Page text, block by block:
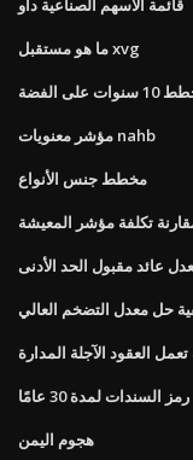
قائمة الأسهم الصناعية داو
ما هو مستقبل xvg
على الفضة
مؤشر معنويات nahb
مخطط جنس الأنواع
تكلفة مؤشر المعيشة
عائد مقبول الحد الأدنى
حل معدل التضخم العالي
العقود الآجلة المدارة
رمز السندات لمدة 30 عامًا
هجوم اليمن